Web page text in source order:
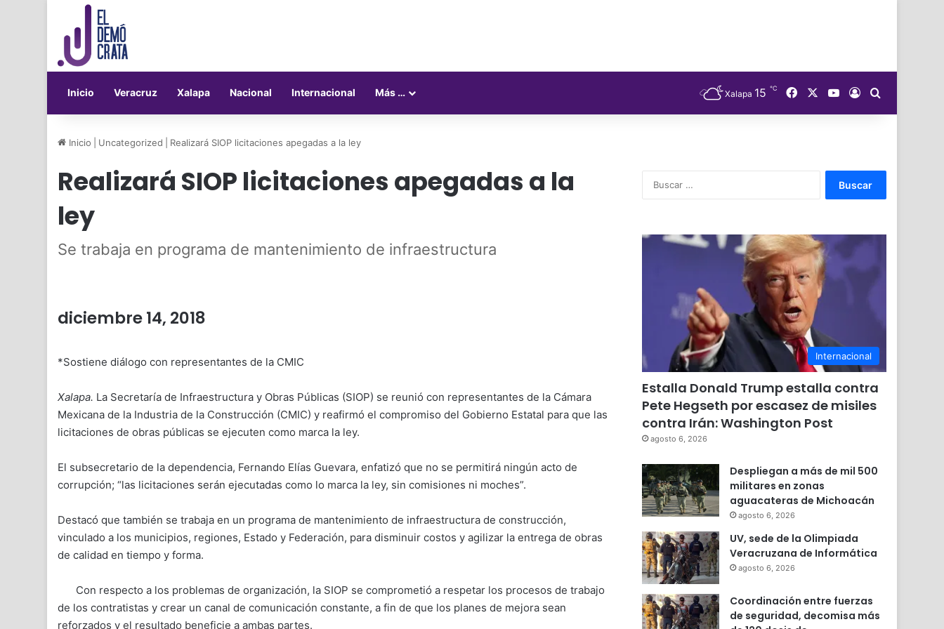
Inicio Veracruz Xalapa Nacional Internacional Más … Xalapa 15 ℃ FacebookYouTube
Acceso
Inicio Uncategorized Realizará SIOP licitaciones apegadas a la ley
Realizará SIOP licitaciones apegadas a la
ley
Se trabaja en programa de mantenimiento de infraestructura
diciembre 14, 2018
*Sostiene diálogo con representantes de la CMIC
Xalapa. La Secretaría de Infraestructura y Obras Públicas (SIOP) se reunió con representantes de la Cámara
Mexicana de la Industria de la Construcción (CMIC) y reafirmó el compromiso del Gobierno Estatal para que las
licitaciones de obras públicas se ejecuten como marca la ley.
El subsecretario de la dependencia, Fernando Elías Guevara, enfatizó que no se permitirá ningún acto de
corrupción; “las licitaciones serán ejecutadas como lo marca la ley, sin comisiones ni moches”.
Destacó que también se trabaja en un programa de mantenimiento de infraestructura de construcción,
vinculado a los municipios, regiones, Estado y Federación, para disminuir costos y agilizar la entrega de obras
de calidad en tiempo y forma.
Con respecto a los problemas de organización, la SIOP se comprometió a respetar los procesos de trabajo
de los contratistas y crear un canal de comunicación constante, a fin de que los planes de mejora sean
reforzados y el resultado beneficie a ambas partes.
Internacional
Estalla Donald Trump estalla contra
Pete Hegseth por escasez de misiles
contra Irán: Washington Post
agosto 6, 2026
Despliegan a más de mil 500
militares en zonas
aguacateras de Michoacán
agosto 6, 2026
UV, sede de la Olimpiada
Veracruzana de Informática
agosto 6, 2026
Coordinación entre fuerzas
de seguridad, decomisa más